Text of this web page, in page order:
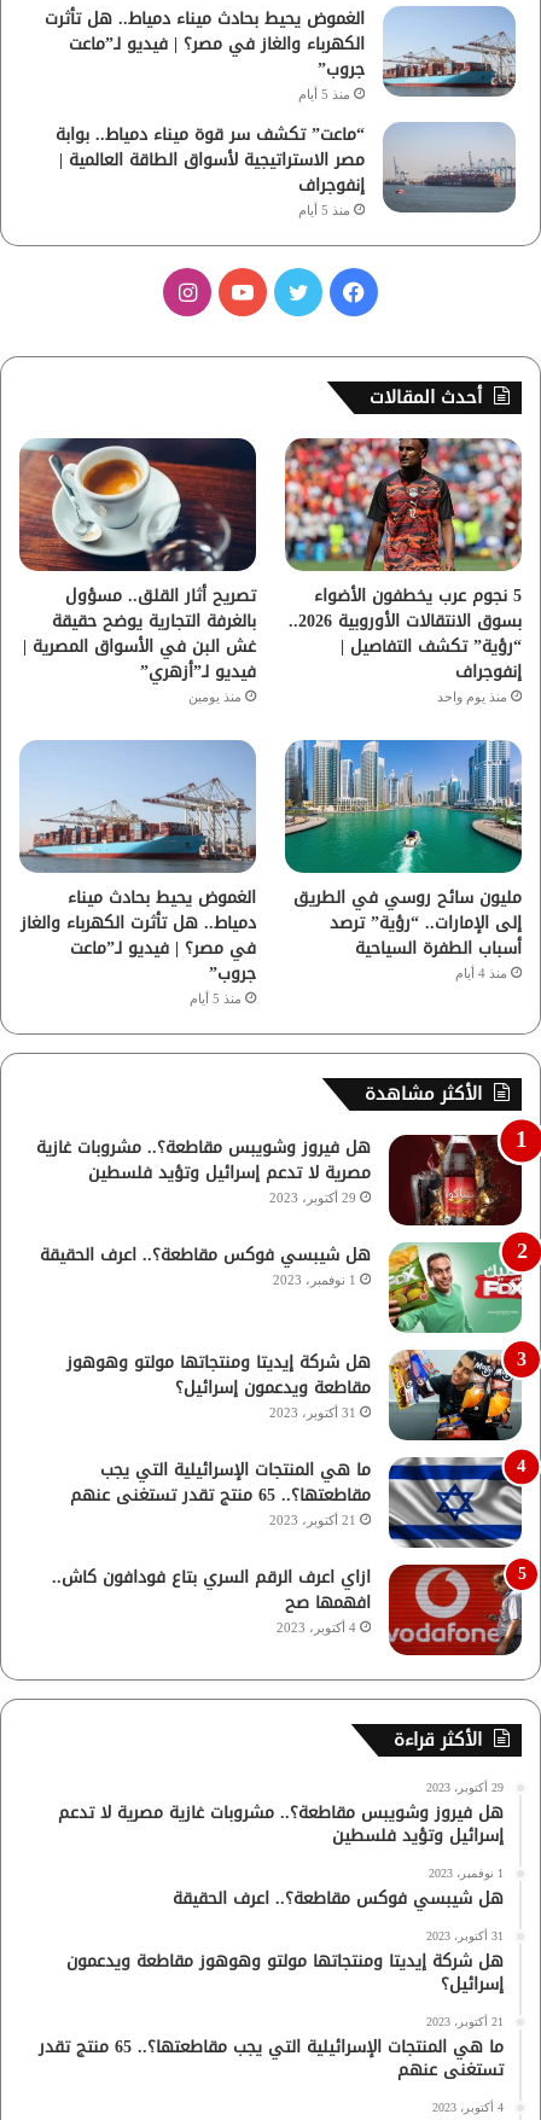
الغموض يحيط بحادث ميناء دمياط.. هل تأثرت
الكهرباء والغاز في مصر؟ | فيديو لـ”ماعت
جروب”
منذ 5 أيام
“ماعت” تكشف سر قوة ميناء دمياط.. بوابة
مصر الاستراتيجية لأسواق الطاقة العالمية |
إنفوجراف
منذ 5 أيام
س
ب
و
ك
ر
ي
و
ب
ت
ق
ر
ا
م
أحدث المقالات
5 نجوم عرب يخطفون الأضواء
بسوق الانتقالات الأوروبية 2026..
“رؤية” تكشف التفاصيل |
إنفوجراف
منذ يوم واحد
تصريح أثار القلق.. مسؤول
بالغرفة التجارية يوضح حقيقة
غش البن في الأسواق المصرية |
فيديو لـ”أزهري”
منذ يومين
مليون سائح روسي في الطريق
إلى الإمارات.. “رؤية” ترصد
أسباب الطفرة السياحية
منذ 4 أيام
الغموض يحيط بحادث ميناء
دمياط.. هل تأثرت الكهرباء والغاز
في مصر؟ | فيديو لـ”ماعت
جروب”
منذ 5 أيام
الأكثر مشاهدة
هل فيروز وشويبس مقاطعة؟.. مشروبات غازية
مصرية لا تدعم إسرائيل وتؤيد فلسطين
29 أكتوبر، 2023
هل شيبسي فوكس مقاطعة؟.. اعرف الحقيقة
1 نوفمبر، 2023
هل شركة إيديتا ومنتجاتها مولتو وهوهوز
مقاطعة ويدعمون إسرائيل؟
31 أكتوبر، 2023
ما هي المنتجات الإسرائيلية التي يجب
مقاطعتها؟.. 65 منتج تقدر تستغنى عنهم
21 أكتوبر، 2023
ازاي اعرف الرقم السري بتاع فودافون كاش..
افهمها صح
4 أكتوبر، 2023
الأكثر قراءة
29 أكتوبر، 2023
هل فيروز وشويبس مقاطعة؟.. مشروبات غازية مصرية لا تدعم
إسرائيل وتؤيد فلسطين
1 نوفمبر، 2023
هل شيبسي فوكس مقاطعة؟.. اعرف الحقيقة
31 أكتوبر، 2023
هل شركة إيديتا ومنتجاتها مولتو وهوهوز مقاطعة ويدعمون
إسرائيل؟
21 أكتوبر، 2023
ما هي المنتجات الإسرائيلية التي يجب مقاطعتها؟.. 65 منتج تقدر
تستغنى عنهم
4 أكتوبر، 2023